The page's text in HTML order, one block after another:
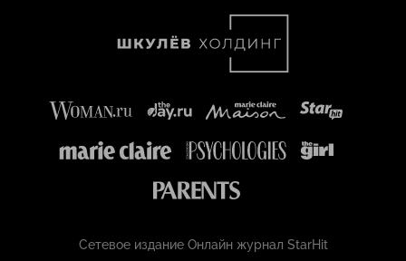
Сетевое издание Онлайн журнал StarHit